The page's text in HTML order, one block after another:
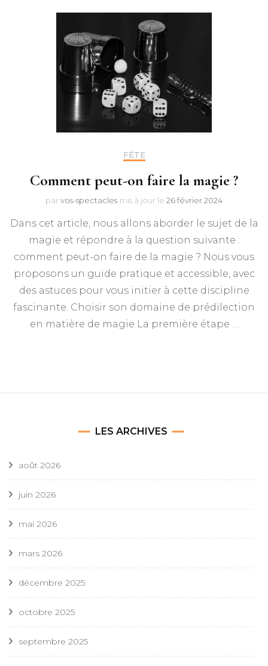
FÊTE
Comment peut-on faire la magie ?
par vos-spectacles mis à jour le 26 février 2024
Dans cet article, nous allons aborder le sujet de la
magie et répondre à la question suivante :
comment peut-on faire de la magie ? Nous vous
proposons un guide pratique et accessible, avec
des astuces pour vous initier à cette discipline
fascinante. Choisir son domaine de prédilection
en matière de magie La première étape …
LES ARCHIVES
août 2026
juin 2026
mai 2026
mars 2026
décembre 2025
octobre 2025
septembre 2025